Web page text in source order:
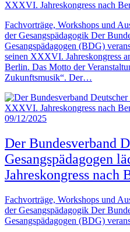
XXXVI. Jahreskongress nach
Fachvorträge, Workshops und
der Gesangspädagogik Der
Gesangspädagogen (BDG)
seinen XXXVI. Jahreskongress
Berlin. Das Motto der
Zukunftsmusik“. Der…
09/12/2025
Der Bundesverband
Gesangspädagogen
Jahreskongress nach
Fachvorträge, Workshops und
der Gesangspädagogik Der
Gesangspädagogen (BDG)